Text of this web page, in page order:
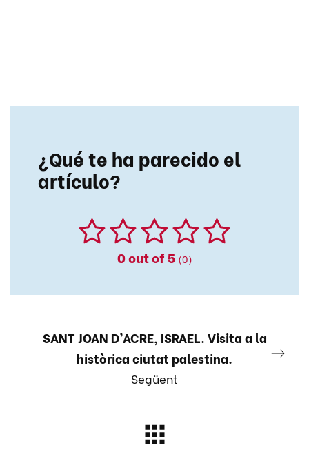
¿Qué te ha parecido el
artículo?
0out of 5 (0)
SANT JOAN D’ACRE, ISRAEL. Visita a la
històrica ciutat palestina.
Següent